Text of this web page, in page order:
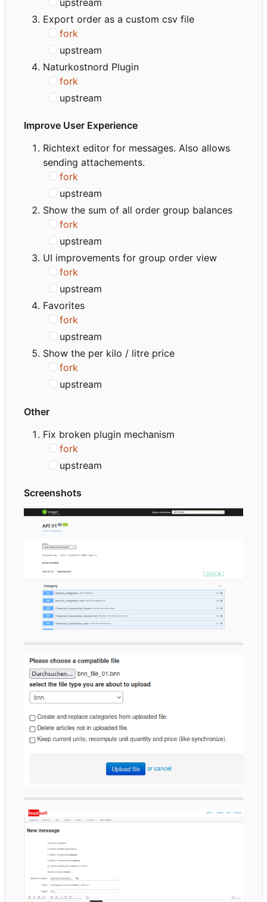
Export order as a custom csv file
fork
upstream
Naturkostnord Plugin
fork
upstream
Improve User Experience
Richtext editor for messages. Also allows
sending attachements.
fork
upstream
Show the sum of all order group balances
fork
upstream
UI improvements for group order view
fork
upstream
Favorites
fork
upstream
Show the per kilo / litre price
fork
upstream
Other
Fix broken plugin mechanism
fork
upstream
Screenshots